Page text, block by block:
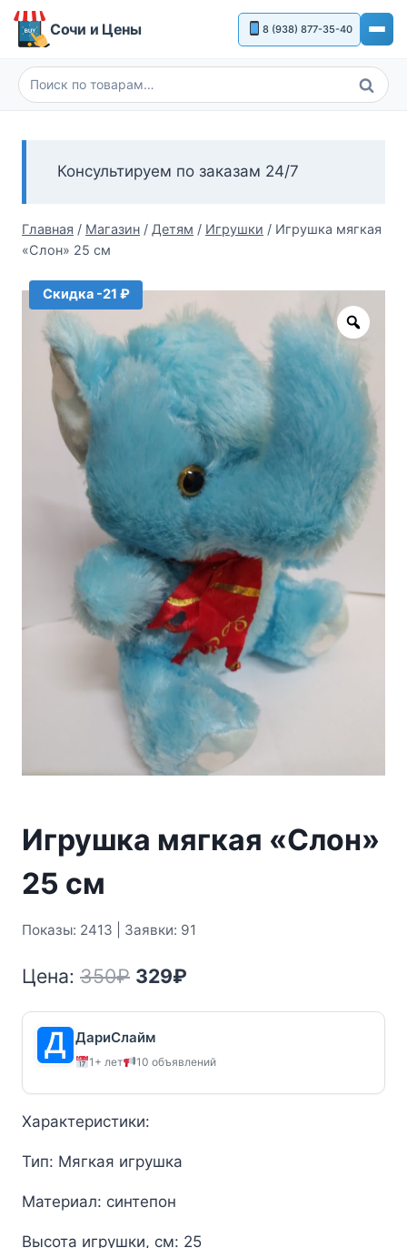
Перейти
Сочи и Цены 8 (938) 877-35-40
Искать:
Поиск
Консультируем по заказам 24/7
Главная / Магазин / Детям / Игрушки / Игрушка мягкая
«Слон» 25 см
Скидка -21 ₽
Zoom
Игрушка мягкая «Слон»
25 см
Показы: 2413 | Заявки: 91
Цена: 350₽ Первоначальная
цена
составляла
350₽.
329₽
цена:
ДариСлайм
1+ лет 10 объявлений
Характеристики:
Тип: Мягкая игрушка
Материал: синтепон
Высота игрушки, см: 25